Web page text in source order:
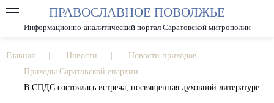
РАЗМЕР ШРИФТА А А
ПРАВОСЛАВНОЕ ПОВОЛЖЬЕ
Информационно-аналитический портал Саратовской митрополии
Главная Новости
Новости приходов
Приходы Саратовской епархии
В СПДС состоялась встреча, посвященная духовной литературе